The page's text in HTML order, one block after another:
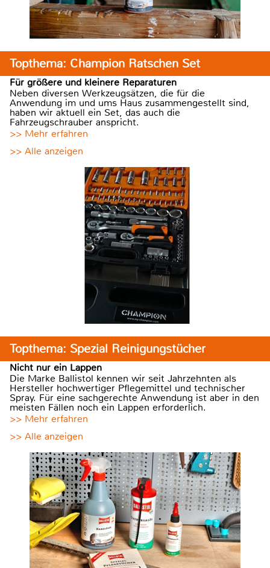
Topthema: Champion Ratschen Set
Für größere und kleinere Reparaturen
Neben diversen Werkzeugsätzen, die für die
Anwendung im und ums Haus zusammengestellt sind,
haben wir aktuell ein Set, das auch die
Fahrzeugschrauber anspricht.
>> Mehr erfahren
>> Alle anzeigen
Topthema: Spezial Reinigungstücher
Nicht nur ein Lappen
Die Marke Ballistol kennen wir seit Jahrzehnten als
Hersteller hochwertiger Pflegemittel und technischer
Spray. Für eine sachgerechte Anwendung ist aber in den
meisten Fällen noch ein Lappen erforderlich.
>> Mehr erfahren
>> Alle anzeigen